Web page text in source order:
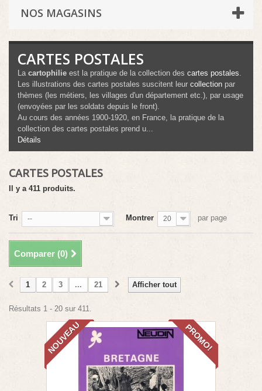
NOS MAGASINS
CARTES POSTALES
La cartophilie est la pratique de la collection des cartes postales.
Les illustrations des cartes postales suscitent leur collection par
thèmes (les métiers, les villages d'un département etc.), par usage
(envoyées par les soldats depuis le front).
Au cours des années 1900-1920, en France, la pratique de la
collection des cartes postales prend u...
Détails
CARTES POSTALES
Il y a 411 produits.
Tri -- Montrer 20 par page
Comparer (0)
Afficher tout
1 2 3 ... 21
Résultats 1 - 20 sur 411.
NOUVEAU PROMO!